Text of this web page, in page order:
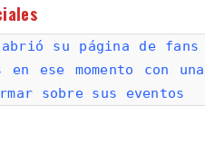
abrió su página de fans
en ese momento con
sobre sus eventos